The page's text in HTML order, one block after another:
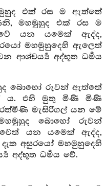
එක් රස ම ඇත්තේ
මහමුහුද එක් රස ම
යන යමෙක් ඇද්ද,
මහමුහුදෙහි ඇලෙත්
ආශ්චර්‍ය්‍ය අද්භූත ධර්‍මය
බොහෝ රුවන් ඇත්තේ
ය. එහි මුතු මිණි මිණි
මැසිරිගල් යන මේ
බොහෝ රුවන්
යන යමෙක් ඇද්ද,
අසුරයෝ මහමුහුදෙහි
අද්භූත ධර්‍මය වේ.